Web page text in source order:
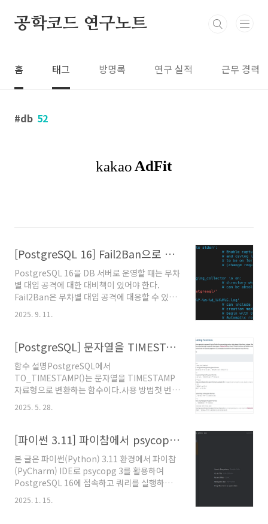
공학코드 연구노트
홈 태그 방명록 연구 실적 근무 경력
db 52
[PostgreSQL 16] Fail2Ban으로 비밀번호 무차별 대입 공격 차단 하기
PostgreSQL 16을 DB 서버로 운영할 때는 무차
별 대입 공격에 대한 대비책이 있어야 한다.
Fail2Ban은 무차별 대입 공격에 대응할 수 있는
좋은 수단 중 하나이다. Fail2Ban은 일정 횟수
만큼 인증에 실패(Fail)했을 때 접근을 차단
Fail2Ban에 PostgreSQL 16 관련 차단 정책을
설정하는 방법은 아래와 같다.설정 환경Ubuntu
22.04PostgreSQL 16Fail2Ban
1.1.0PostgreSQL 설정설치된 PostgreSQL의
설정파일을 아래와 같이 vi 에디터로 연다.vi
/etc/postgresql/16/main/postgresql.confFail2Ban
2025. 9. 11.
[PostgreSQL] 문자열을 TIMESTAMP 자료형으로 변환하는 TO_TIMESTAMP 함수
함수 설명PostgreSQL에서
TO_TIMESTAMP()는 문자열을 TIMESTAMP
자료형으로 변환하는 함수이다.사용 방법첫 번째
인자에 변환할 문자열을 입력하고 두 번째 인자
에는 날짜 형식을 입력한다.SELECT
'yyyymmddHH24MISS') 타임존을 입력하여
변환하려면 아래와 같이 쓸 수 있다.SELECT
TO_TIMESTAMP('20250527152101 +05',
'YYYYMMDDHH24MISS TZH');주요 형식 지정
자는 아래와 같다.형식설명HH24시 (00~23)MI
분 (00~59)SS초 (00~59)MS밀리초
2025. 5. 28.
[파이썬 3.11] 파이참에서 psycopg 3 를 활용하여 PostgreSQL 16 에 접속하고 쿼리 실행하기
본 글은 파이썬(Python) 3.11 환경에서 파이참
(PyCharm) IDE로 psycopg 3를 활용하여
PostgreSQL 16에 접속하고 쿼리를 실행하는
방법을 설명한다.psycopg 3 설치 방법터미널로
설치하는 방법아래의 명령어를 파이참 터미널에
2025. 1. 15.